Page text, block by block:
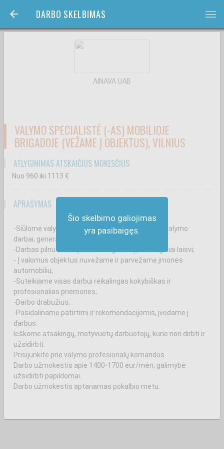
DARBO SKELBIMAS bars
Šio skelbimo galiojimas
yra pasibaigęs.
AINAVA UAB
VALYMO SPECIALISTĖ (-AS) MOBILIOJE
BRIGADOJE (VEŽAME Į OBJEKTUS), VILNIUS
ATLYGINIMAS ATSKAIČIUS MOKESČIUS
Nuo 960 iki 1113 €
APRAŠYMAS
-Siūlome valymo darbus komandoje (kasdieniai valymo
darbai, generaliniai)
-Darbas pilnu etatu (suderintu grafiku), savaitgaliai laisvi;
- Į valomus objektus nuvežame ir parvežame įmonės
automobiliu;
-Suteikiame visas darbui reikalingas kokybiškas ir
profesionalias priemones;
-Darbo drabužius;
-Pasidaliname patirtimi ir rekomendacijomis, įvedame į
darbus.
Ieškome atsakingų, motyvuotų darbuotojų, kurie nori dirbti ir
užsidirbti.
Prisijunkite prie valymo profesionalų komandos.
Darbo užmokestis apie 1400-1700 eur/mėn, galimybė
užsidirbti papildomai.
Darbo užmokestis aptariamas pokalbio metu.